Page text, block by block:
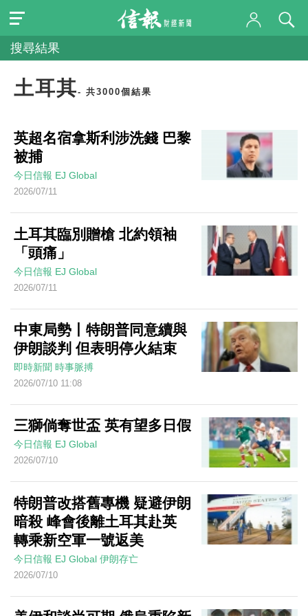
搜尋結果
土耳其- 共3000個結果
英超名宿拿斯利涉洗錢 巴黎
被捕
今日信報 EJ Global
2026/07/11
土耳其臨別贈槍 北約領袖
「頭痛」
今日信報 EJ Global
2026/07/11
中東局勢丨特朗普同意續與
伊朗談判 但表明停火結束
即時新聞 時事脈搏
2026/07/10 11:08
三獅倘奪世盃 英有望多日假
今日信報 EJ Global
2026/07/10
特朗普改搭舊專機 疑避伊朗
暗殺 峰會後離土耳其赴英
轉乘新空軍一號返美
今日信報 EJ Global 伊朗存亡
2026/07/10